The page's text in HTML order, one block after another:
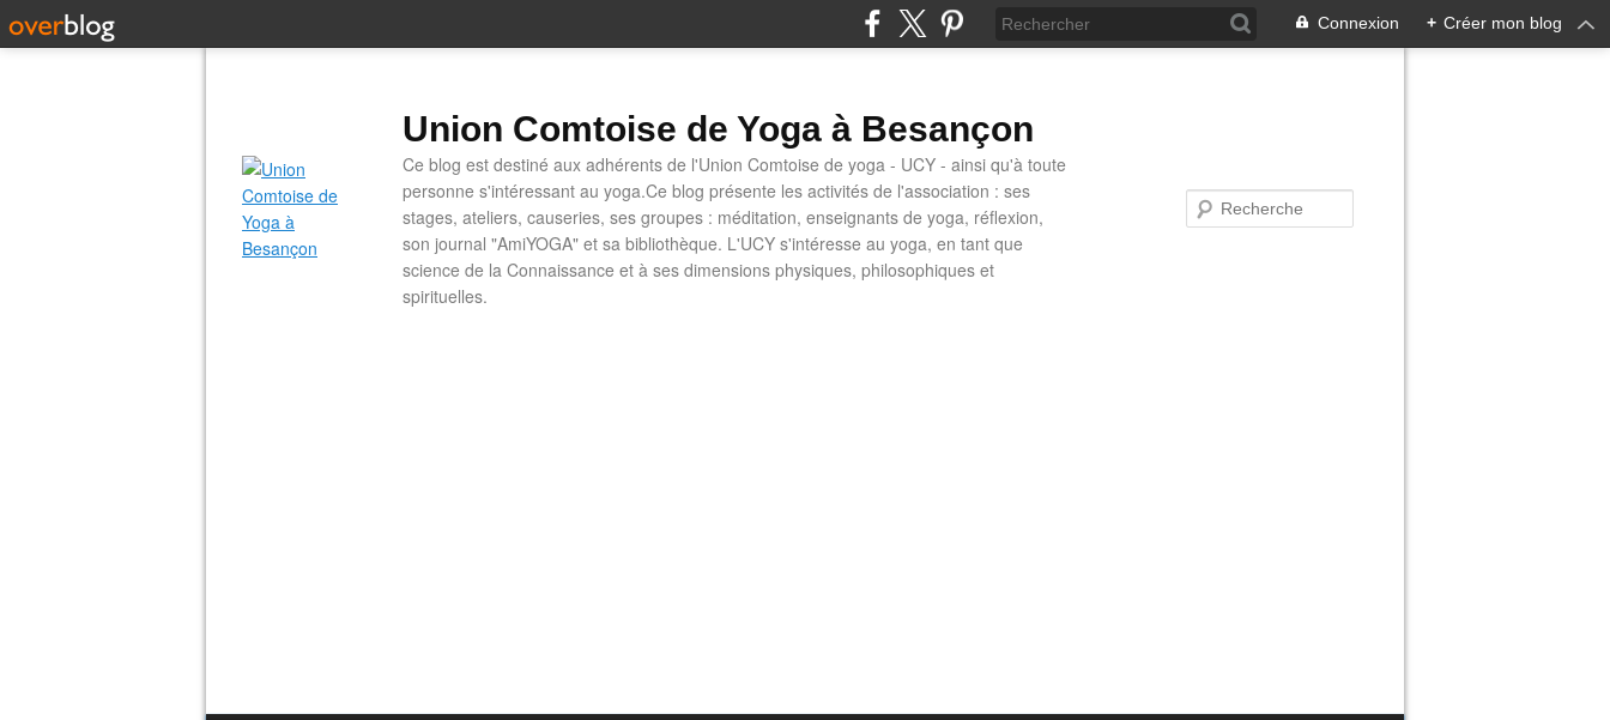
Connexion + Créer mon blog
Union Comtoise de Yoga à Besançon
Ce blog est destiné aux adhérents de l'Union Comtoise de yoga - UCY - ainsi qu'à toute
personne s'intéressant au yoga.Ce blog présente les activités de l'association : ses
stages, ateliers, causeries, ses groupes : méditation, enseignants de yoga, réflexion,
son journal "AmiYOGA" et sa bibliothèque. L'UCY s'intéresse au yoga, en tant que
science de la Connaissance et à ses dimensions physiques, philosophiques et
spirituelles.